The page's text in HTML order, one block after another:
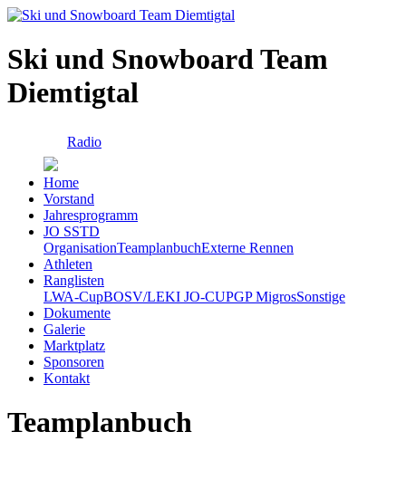
Ski und Snowboard Team
Diemtigtal
Radio
Home
Vorstand
Jahresprogramm
JO SSTD
OrganisationTeamplanbuchExterne Rennen
Athleten
Ranglisten
LWA-CupBOSV/LEKI JO-CUPGP MigrosSonstige
Dokumente
Galerie
Marktplatz
Sponsoren
Kontakt
Teamplanbuch